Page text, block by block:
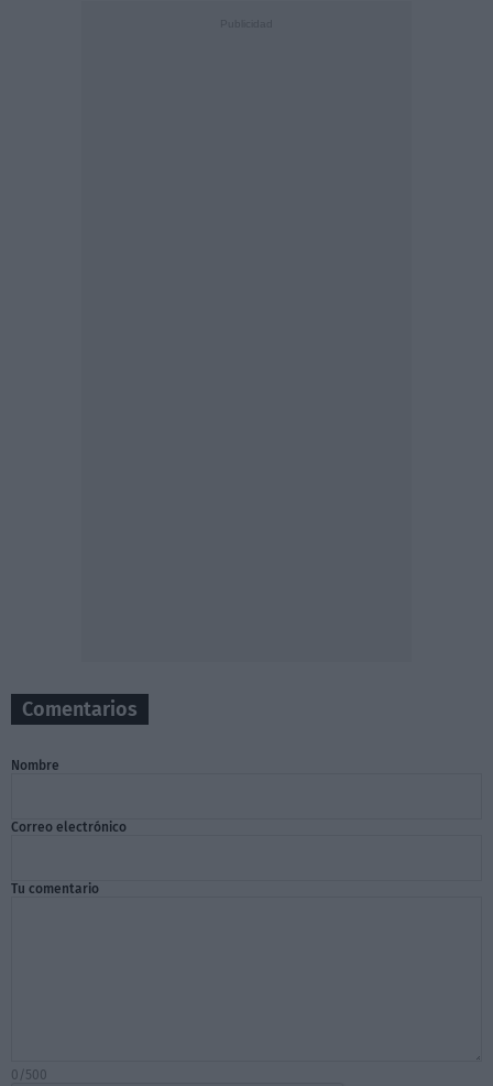
Comentarios
Nombre
Correo electrónico
Tu comentario
0/500